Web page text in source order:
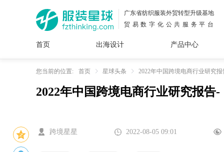
广东省纺织服装外贸转型升级基地
贸易数字化公共服务平台
首页 出海设计
面料
花型
插画
图案
服装
设计
产品中心
女装
内衣
男装
运动
服
童装
牛仔
服装
您当前的位置: 首页 星球头条 2022年中国跨境电商行业研究
2022年中国跨境电商行业研究报告
跨境星星 2022-08-05 09:01